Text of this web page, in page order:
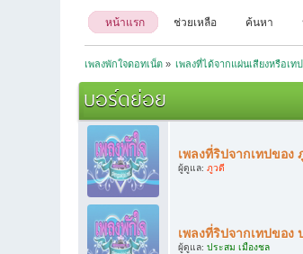
หน้าแรก ช่วยเหลือ ค้นหา
เพลงพักใจดอทเน็ต» เพลงที่ได้จากแผ่นเสียงหรือเท
บอร์ดย่อย
เพลงที่ริปจากเทปของ
ผู้ดูแล:ภูวดี
เพลงที่ริปจากเทปของ
ผู้ดูแล:ประสม เมืองชล